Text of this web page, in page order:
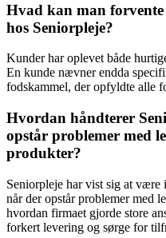
Hvad kan man
hos Seniorpleje?
Kunder har oplevet både
En kunde nævner endda
fodskammel, der opfyldte alle
Hvordan håndterer
opstår problemer med
produkter?
Seniorpleje har vist sig at
når der opstår problemer med
hvordan firmaet gjorde store
forkert levering og sørge for